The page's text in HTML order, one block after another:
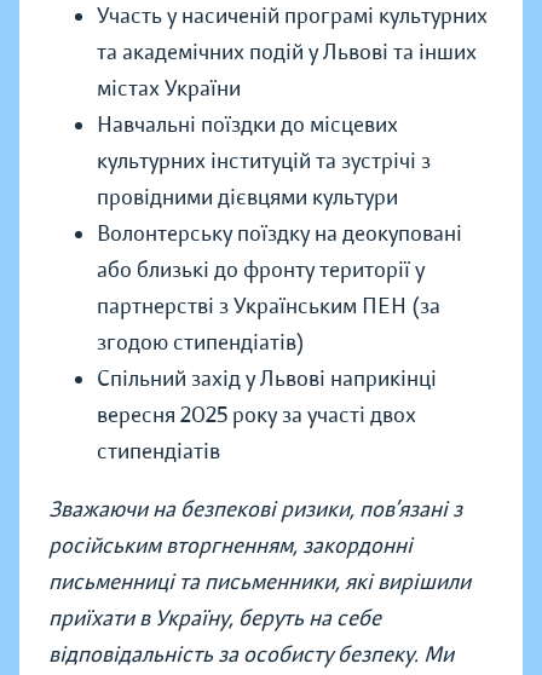
Участь у насиченій програмі культурних
та академічних подій у Львові та інших
містах України
Навчальні поїздки до місцевих
культурних інституцій та зустрічі з
провідними дієвцями культури
Волонтерську поїздку на деокуповані
або близькі до фронту території у
партнерстві з Українським ПЕН (за
згодою стипендіатів)
Спільний захід у Львові наприкінці
вересня 2025 року за участі двох
стипендіатів
Зважаючи на безпекові ризики, пов’язані з
російським вторгненням, закордонні
письменниці та письменники, які вирішили
приїхати в Україну, беруть на себе
відповідальність за особисту безпеку. Ми